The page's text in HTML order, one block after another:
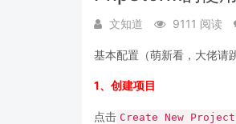
文知道 9111 阅读
基本配置（萌新看，大佬请
1、创建项目
点击 Create New Project